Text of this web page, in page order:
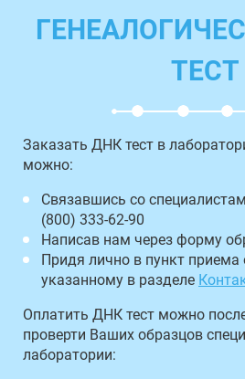
ТЕСТ
Заказать ДНК тест в
можно:
Связавшись со
(800) 333-62-90
Написав нам через форму
Придя лично в пункт приема
указанному в разделе
Оплатить ДНК тест можно
проверти Ваших образцов
лаборатории: